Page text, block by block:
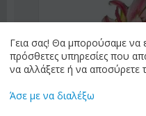
Γεια σας! Θα μπορούσαμε να
πρόσθετες υπηρεσίες που
να αλλάξετε ή να αποσύρετε
Άσε με να διαλέξω